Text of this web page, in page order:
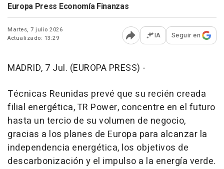
Europa Press Economía Finanzas
Martes, 7 julio 2026
Actualizado: 13:29
Abrir opciones para
IA Seguir en
MADRID, 7 Jul. (EUROPA PRESS) -
Técnicas Reunidas prevé que su recién creada
filial energética, TR Power, concentre en el futuro
hasta un tercio de su volumen de negocio,
gracias a los planes de Europa para alcanzar la
independencia energética, los objetivos de
descarbonización y el impulso a la energía verde.